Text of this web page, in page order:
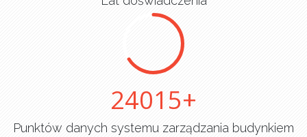
25000
Punktów danych systemu zarządzania budynkiem